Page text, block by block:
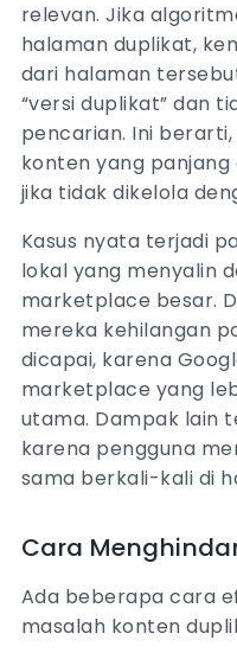
relevan. Jika
halaman duplikat,
dari halaman
“versi duplikat” dan
pencarian. Ini
konten yang
jika tidak dikelola
Kasus nyata terjadi
lokal yang menyalin
marketplace besar.
mereka kehilangan
dicapai, karena
marketplace yang
utama. Dampak lain
karena pengguna
sama berkali-kali di
Cara
Ada beberapa cara
masalah konten